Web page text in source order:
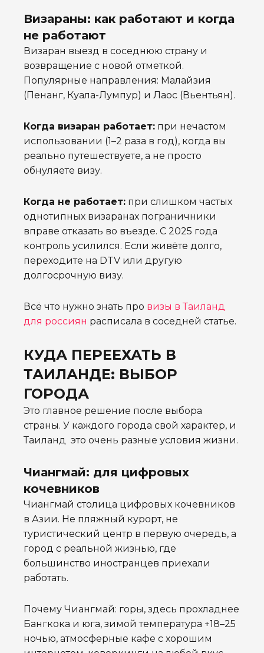
Визараны: как работают и когда
не работают
Визаран выезд в соседнюю страну и
возвращение с новой отметкой.
Популярные направления: Малайзия
(Пенанг, Куала-Лумпур) и Лаос (Вьентьян).
Когда визаран работает: при нечастом
использовании (1–2 раза в год), когда вы
реально путешествуете, а не просто
обнуляете визу.
Когда не работает: при слишком частых
однотипных визаранах пограничники
вправе отказать во въезде. С 2025 года
контроль усилился. Если живёте долго,
переходите на DTV или другую
долгосрочную визу.
Всё что нужно знать про визы в Таиланд
для россиян расписала в соседней статье.
КУДА ПЕРЕЕХАТЬ В
ТАИЛАНДЕ: ВЫБОР
ГОРОДА
Это главное решение после выбора
страны. У каждого города свой характер, и
Таиланд это очень разные условия жизни.
Чиангмай: для цифровых
кочевников
Чиангмай столица цифровых кочевников
в Азии. Не пляжный курорт, не
туристический центр в первую очередь, а
город с реальной жизнью, где
большинство иностранцев приехали
работать.
Почему Чиангмай: горы, здесь прохладнее
Бангкока и юга, зимой температура +18–25
ночью, атмосферные кафе с хорошим